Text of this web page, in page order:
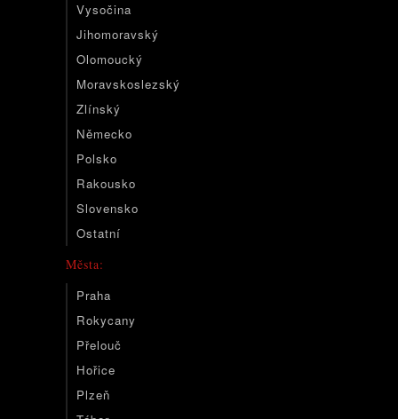
Vysočina
Jihomoravský
Olomoucký
Moravskoslezský
Zlínský
Německo
Polsko
Rakousko
Slovensko
Ostatní
Města:
Praha
Rokycany
Přelouč
Hořice
Plzeň